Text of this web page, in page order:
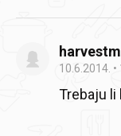
10.6.2014.
Trebaju li